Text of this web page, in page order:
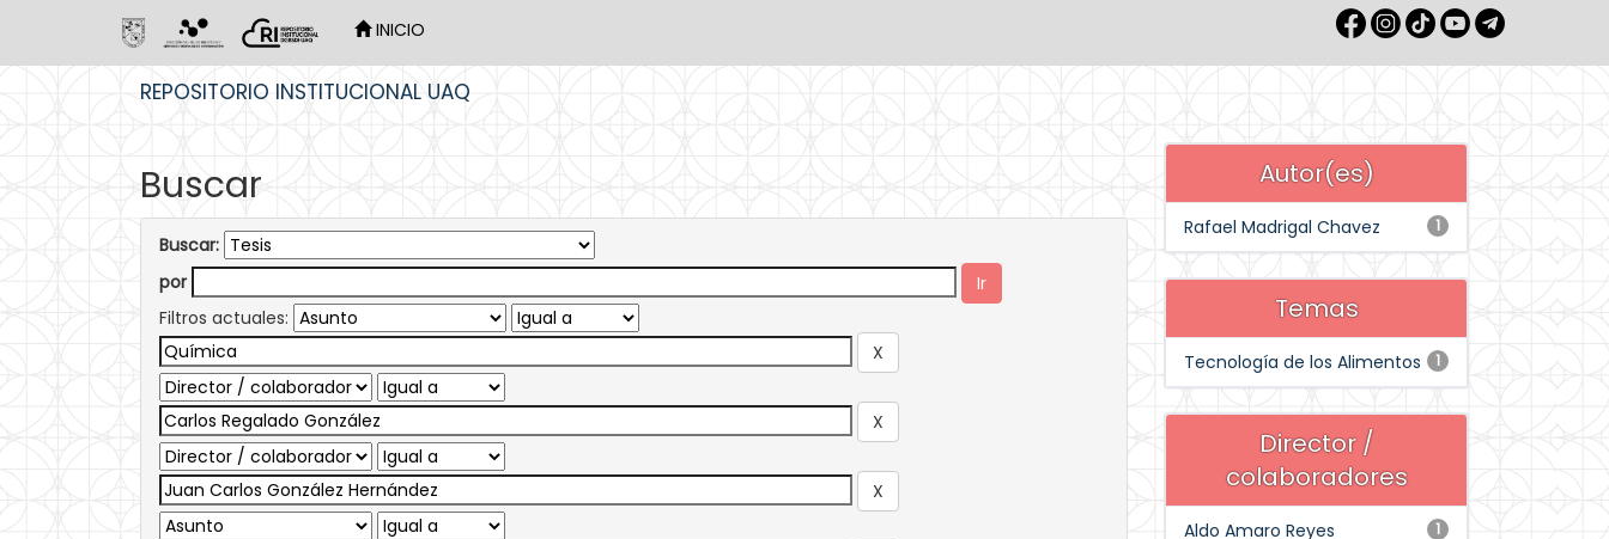
INICIO
REPOSITORIO INSTITUCIONAL UAQ
Buscar
Buscar:
por
Filtros actuales:
Autor(es)
1
Rafael Madrigal Chavez
Temas
1
Tecnología de los Alimentos
Director /
colaboradores
1
Aldo Amaro Reyes